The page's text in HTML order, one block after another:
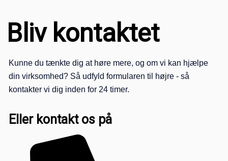
Bliv kontaktet
Kunne du tænkte dig at høre mere, og om vi kan hjælpe
din virksomhed? Så udfyld formularen til højre - så
kontakter vi dig inden for 24 timer.
Eller kontakt os på